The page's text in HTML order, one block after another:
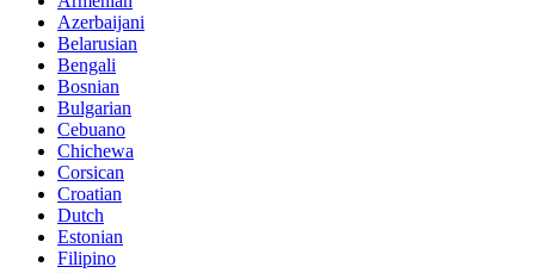
Belarusian
Bengali
Bosnian
Bulgarian
Cebuano
Chichewa
Corsican
Croatian
Dutch
Estonian
Filipino
Finnish